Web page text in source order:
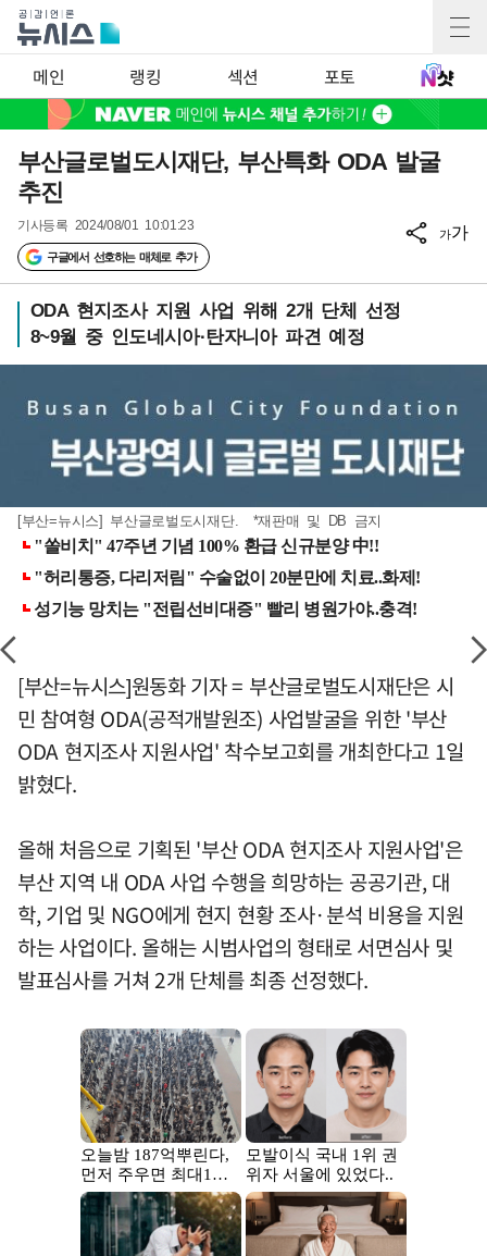
메인 랭킹 섹션 포토
부산글로벌도시재단, 부산특화 ODA 발굴
추진
기사등록 2024/08/01 10:01:23
구글에서 선호하는 매체로 추가
가가
ODA 현지조사 지원 사업 위해 2개 단체 선정
8~9월 중 인도네시아·탄자니아 파견 예정
[부산=뉴시스] 부산글로벌도시재단. *재판매 및 DB 금지
[부산=뉴시스]원동화 기자 = 부산글로벌도시재단은 시
민 참여형 ODA(공적개발원조) 사업발굴을 위한 '부산
ODA 현지조사 지원사업' 착수보고회를 개최한다고 1일
밝혔다.
올해 처음으로 기획된 '부산 ODA 현지조사 지원사업'은
부산 지역 내 ODA 사업 수행을 희망하는 공공기관, 대
학, 기업 및 NGO에게 현지 현황 조사·분석 비용을 지원
하는 사업이다. 올해는 시범사업의 형태로 서면심사 및
발표심사를 거쳐 2개 단체를 최종 선정했다.